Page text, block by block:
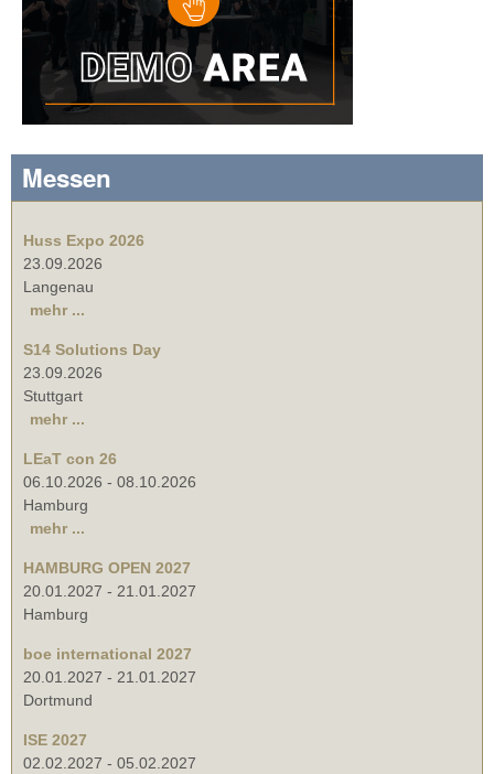
Messen
Huss Expo 2026
23.09.2026
Langenau
mehr ...
S14 Solutions Day
23.09.2026
Stuttgart
mehr ...
LEaT con 26
06.10.2026 - 08.10.2026
Hamburg
mehr ...
HAMBURG OPEN 2027
20.01.2027 - 21.01.2027
Hamburg
boe international 2027
20.01.2027 - 21.01.2027
Dortmund
ISE 2027
02.02.2027 - 05.02.2027